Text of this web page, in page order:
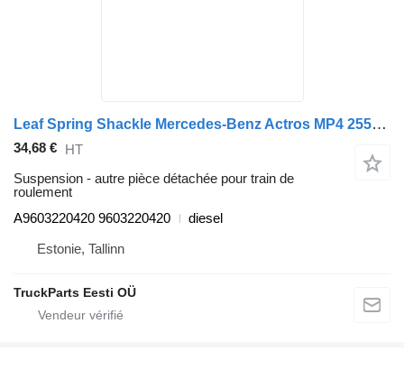
Leaf Spring Shackle Mercedes-Benz Actros MP4 2551 (01.13-) A9603220420 pour camion Mercedes-Benz Actros MP4 Antos Arocs (2012-)
34,68 € HT
Suspension - autre pièce détachée pour train de
roulement
A9603220420 9603220420
diesel
Estonie, Tallinn
TruckParts Eesti OÜ